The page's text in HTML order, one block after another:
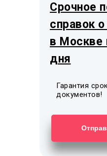
Срочное
справок
в Москве
дня
Гарантия
документов!